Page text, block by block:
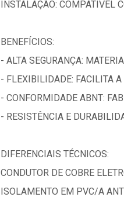
INSTALAÇÃO: COMPATÍVEL
BENEFÍCIOS:
- ALTA SEGURANÇA:
- FLEXIBILIDADE: FACILITA
- CONFORMIDADE ABNT:
- RESISTÊNCIA E
DIFERENCIAIS TÉCNICOS:
CONDUTOR DE COBRE
ISOLAMENTO EM PVC/A